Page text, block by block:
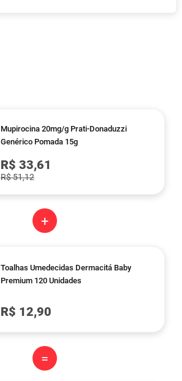
Mupirocina 20mg/g Prati-Donaduzzi
Genérico Pomada 15g
R$ 33,61
R$ 51,12
+
Toalhas Umedecidas Dermacitá Baby
Premium 120 Unidades
R$ 12,90
=